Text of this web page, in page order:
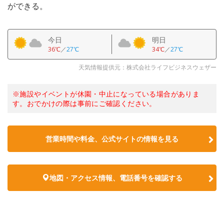
ができる。
今日
36℃／27℃
明日
34℃／27℃
天気情報提供元：株式会社ライフビジネスウェザー
※施設やイベントが休園・中止になっている場合がありま
す。おでかけの際は事前にご確認ください。
営業時間や料金、公式サイトの情報を見る
地図・アクセス情報、電話番号を確認する